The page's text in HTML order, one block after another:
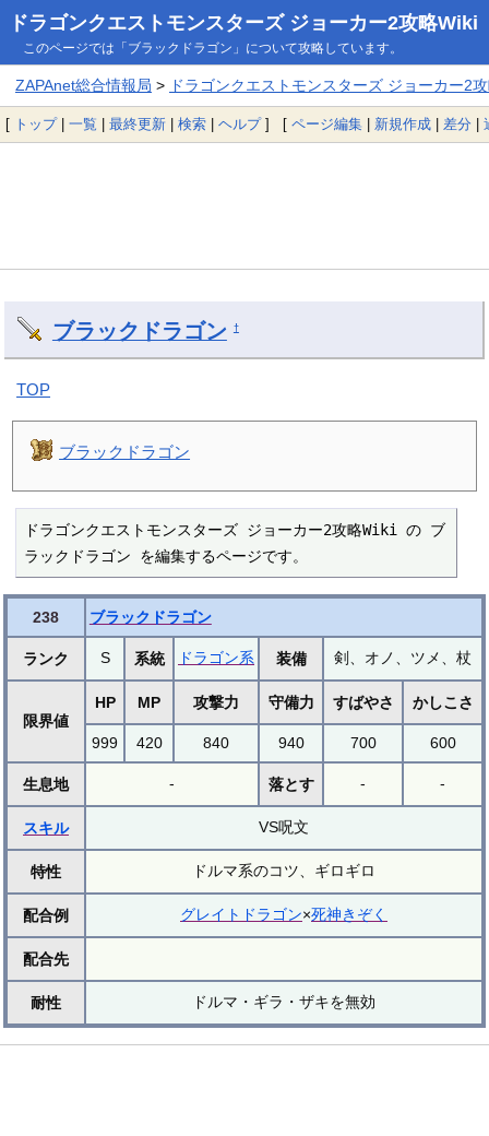
ドラゴンクエストモンスターズ ジョーカー2攻略Wiki
このページでは「ブラックドラゴン」について攻略しています。
ZAPAnet総合情報局 > ドラゴンクエストモンスターズ ジョーカー2
[ トップ| 一覧 | 最終更新 | 検索 | ヘルプ] [ ページ編集 | 新規作成 | 差分 |
ブラックドラゴン †
TOP
ブラックドラゴン
ドラゴンクエストモンスターズ ジョーカー2攻略Wiki の ブ
ラックドラゴン を編集するページです。
238 ブラックドラゴン
ランク S 系統 ドラゴン系 装備 剣、オノ、ツメ、杖
限界値
HP MP 攻撃力 守備力 すばやさ かしこさ
999 420 840 940 700 600
生息地 - 落とす - -
スキル VS呪文
特性 ドルマ系のコツ、ギロギロ
配合例 グレイトドラゴン×死神きぞく
配合先
耐性 ドルマ・ギラ・ザキを無効